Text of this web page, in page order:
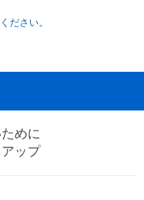
ださい。
めに
ップ